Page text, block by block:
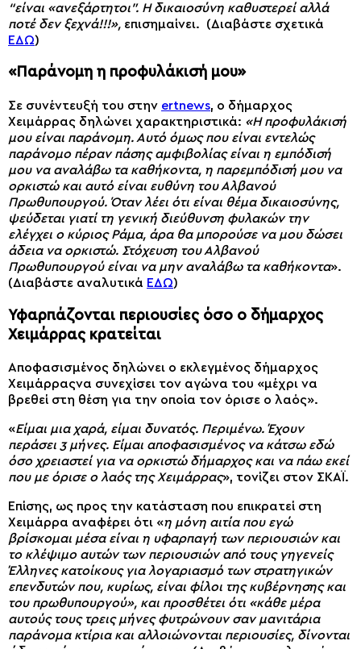
“είναι «ανεξάρτητοι”. Η δικαιοσύνη καθυστερεί αλλά
ποτέ δεν ξεχνά!!!», επισημαίνει. (Διαβάστε σχετικά
ΕΔΩ)
«Παράνομη η προφυλάκισή μου»
Σε συνέντευξή του στην ertnews, ο δήμαρχος
Χειμάρρας δηλώνει χαρακτηριστικά: «Η προφυλάκισή
μου είναι παράνομη. Αυτό όμως που είναι εντελώς
παράνομο πέραν πάσης αμφιβολίας είναι η εμπόδισή
μου να αναλάβω τα καθήκοντα, η παρεμπόδισή μου να
ορκιστώ και αυτό είναι ευθύνη του Αλβανού
Πρωθυπουργού. Όταν λέει ότι είναι θέμα δικαιοσύνης,
ψεύδεται γιατί τη γενική διεύθυνση φυλακών την
ελέγχει ο κύριος Ράμα, άρα θα μπορούσε να μου δώσει
άδεια να ορκιστώ. Στόχευση του Αλβανού
Πρωθυπουργού είναι να μην αναλάβω τα καθήκοντα».
(Διαβάστε αναλυτικά ΕΔΩ)
Υφαρπάζονται περιουσίες όσο ο δήμαρχος
Χειμάρρας κρατείται
Αποφασισμένος δηλώνει ο εκλεγμένος δήμαρχος
Χειμάρραςνα συνεχίσει τον αγώνα του «μέχρι να
βρεθεί στη θέση για την οποία τον όρισε ο λαός».
«Είμαι μια χαρά, είμαι δυνατός. Περιμένω. Έχουν
περάσει 3 μήνες. Είμαι αποφασισμένος να κάτσω εδώ
όσο χρειαστεί για να ορκιστώ δήμαρχος και να πάω εκεί
που με όρισε ο λαός της Χειμάρρας», τονίζει στον ΣΚΑΪ.
Επίσης, ως προς την κατάσταση που επικρατεί στη
Χειμάρρα αναφέρει ότι «η μόνη αιτία που εγώ
βρίσκομαι μέσα είναι η υφαρπαγή των περιουσιών και
το κλέψιμο αυτών των περιουσιών από τους γηγενείς
Έλληνες κατοίκους για λογαριασμό των στρατηγικών
επενδυτών που, κυρίως, είναι φίλοι της κυβέρνησης και
του πρωθυπουργού», και προσθέτει ότι «κάθε μέρα
αυτούς τους τρεις μήνες φυτρώνουν σαν μανιτάρια
παράνομα κτίρια και αλλοιώνονται περιουσίες, δίνονται